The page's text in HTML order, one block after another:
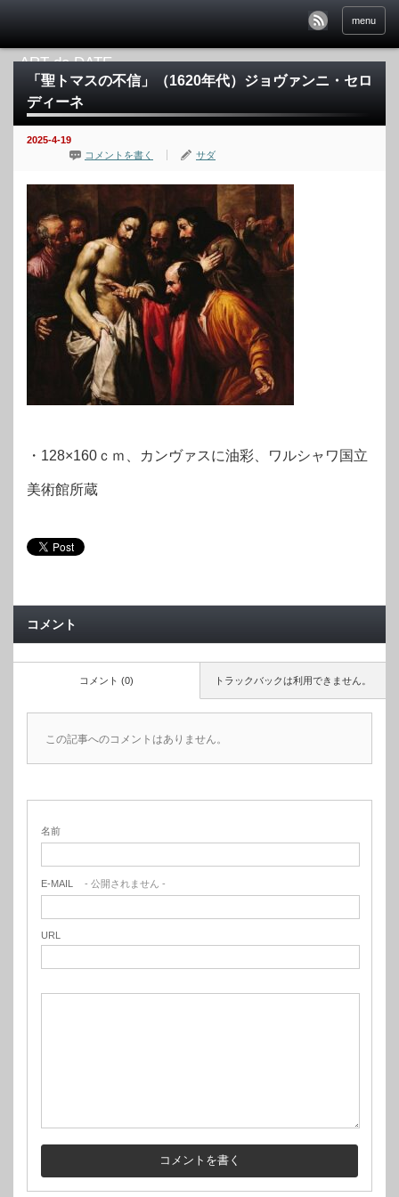
menu
「聖トマスの不信」（1620年代）ジョヴァンニ・セロ
ディーネ
2025-4-19
コメントを書く
サダ
・128×160ｃｍ、カンヴァスに油彩、ワルシャワ国立
美術館所蔵
コメント
トラックバックは利用できません。
コメント (0)
この記事へのコメントはありません。
名前
E-MAIL - 公開されません -
URL